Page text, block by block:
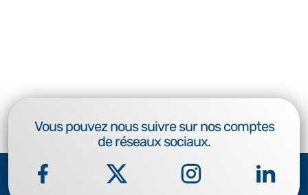
Vous pouvez nous suivre sur nos comptes
de réseaux sociaux.